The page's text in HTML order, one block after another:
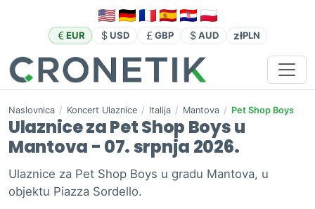
EUR USD GBP AUD złPLN
Naslovnica / Koncert Ulaznice / Italija / Mantova / Pet Shop Boys
Ulaznice za Pet Shop Boys u
Mantova - 07. srpnja 2026.
Ulaznice za Pet Shop Boys u gradu Mantova, u
objektu Piazza Sordello.